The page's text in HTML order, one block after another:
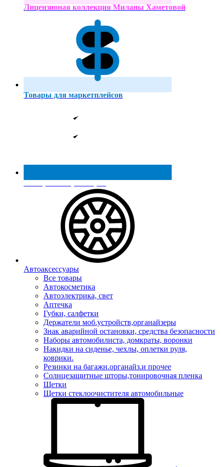
Лицензионая коллекция Миланы Хаметовой
Товары для маркетплейсов
Реестр МинПромТорга
Автоаксессуары
Все товары
Автокосметика
Автоэлектрика, свет
Аптечка
Губки, салфетки
Держатели моб.устройств,органайзеры
Знак аварийной остановки, средства безопасности
Наборы автомобилиста, домкраты, воронки
Накидки на сиденье, чехлы, оплетки руля,
коврики.
Резинки на багажн.органайз.и прочее
Солнцезащитные шторы,тонировочная пленка
Щетки
Щетки стеклоочистителя автомобильные